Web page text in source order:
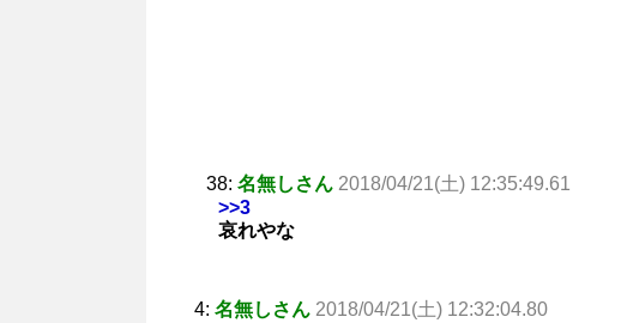
38: 名無しさん 2018/04/21(土) 12:35:49.61
>>3
哀れやな
4: 名無しさん 2018/04/21(土) 12:32:04.80